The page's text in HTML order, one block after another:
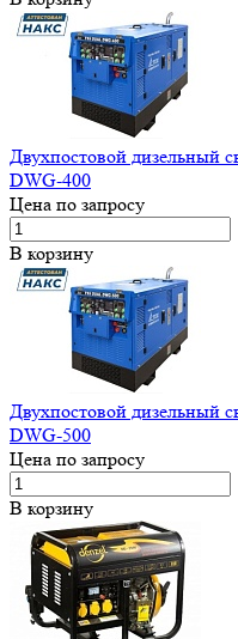
Двухпостовой дизельный
DWG-400
Цена по запросу
В корзину
Двухпостовой дизельный
DWG-500
Цена по запросу
В корзину